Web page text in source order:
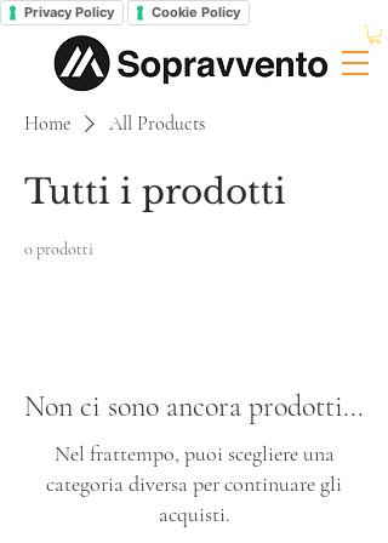
Privacy Policy Cookie Policy
Home All Products
Tutti i prodotti
0 prodotti
Non ci sono ancora prodotti...
Nel frattempo, puoi scegliere una
categoria diversa per continuare gli
acquisti.